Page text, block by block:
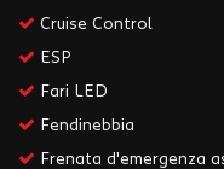
Cruise Control
ESP
Fari LED
Fendinebbia
Frenata d'emergenza